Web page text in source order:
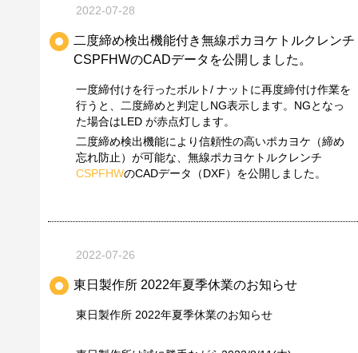
2022-07-28
二度締め検出機能付き無線ポカヨケトルクレンチ
CSPFHWのCADデータを公開しました。
一度締付けを行ったボルト/ ナットに再度締付け作業を
行うと、二度締めと判定しNG表示します。NGとなっ
た場合はLED が赤点灯します。
二度締め検出機能により信頼性の高いポカヨケ（締め
忘れ防止）が可能な、無線ポカヨケトルクレンチ
CSPFHWのCADデータ（DXF）を公開しました。
2022-07-26
東日製作所 2022年夏季休業のお知らせ
東日製作所 2022年夏季休業のお知らせ